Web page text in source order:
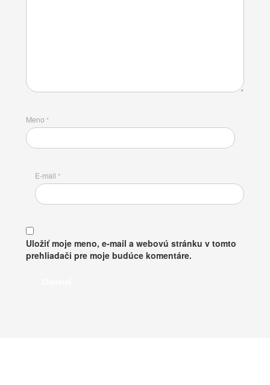
Meno *
E-mail *
Uložiť moje meno, e-mail a webovú stránku v tomto
prehliadači pre moje budúce komentáre.